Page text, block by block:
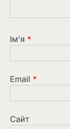
Ім'я *
Email *
Сайт